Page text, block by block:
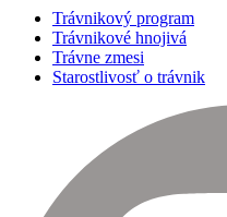
Trávnikový program
Trávnikové hnojivá
Trávne zmesi
Starostlivosť o trávnik